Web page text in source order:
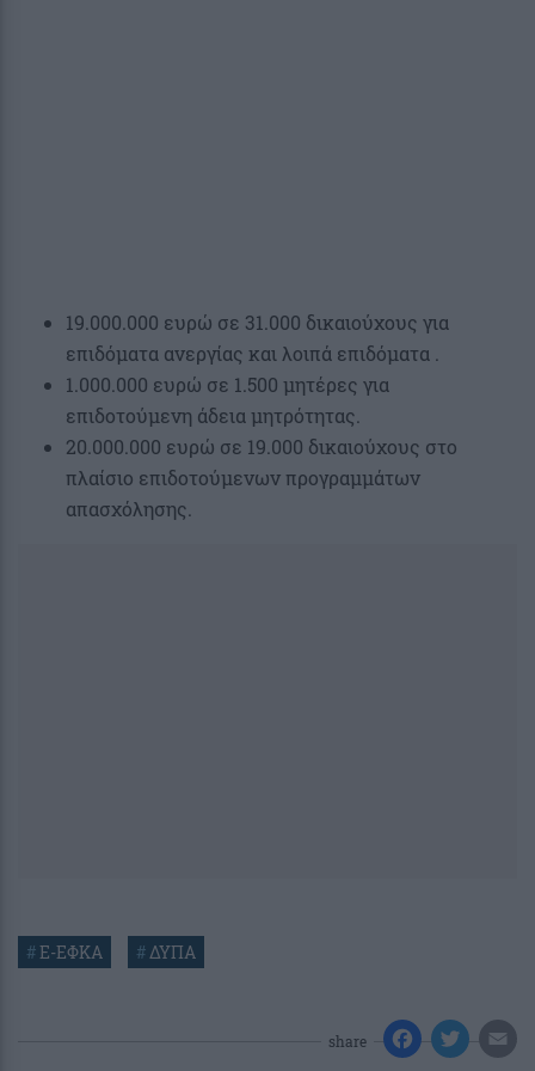
19.000.000 ευρώ σε 31.000 δικαιούχους για
επιδόματα ανεργίας και λοιπά επιδόματα .
1.000.000 ευρώ σε 1.500 μητέρες για
επιδοτούμενη άδεια μητρότητας.
20.000.000 ευρώ σε 19.000 δικαιούχους στο
πλαίσιο επιδοτούμενων προγραμμάτων
απασχόλησης.
#E-ΕΦΚΑ #ΔΥΠΑ
share